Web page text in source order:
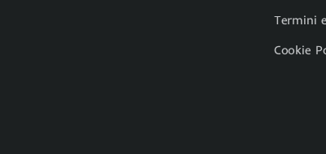
Termini
Cookie